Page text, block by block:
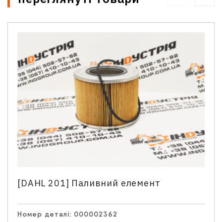
[DAHL 201] Паливний елемент
Номер деталі: 000002362